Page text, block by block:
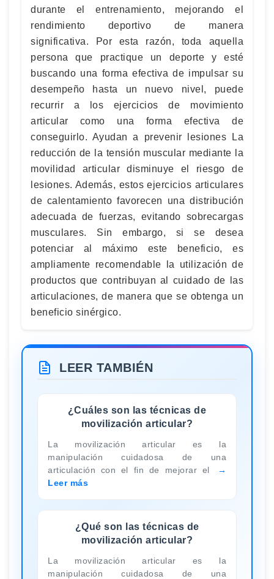
durante el entrenamiento, mejorando el
rendimiento deportivo de manera
significativa. Por esta razón, toda aquella
persona que practique un deporte y esté
buscando una forma efectiva de impulsar su
desempeño hasta un nuevo nivel, puede
recurrir a los ejercicios de movimiento
articular como una forma efectiva de
conseguirlo. Ayudan a prevenir lesiones La
reducción de la tensión muscular mediante la
movilidad articular disminuye el riesgo de
lesiones. Además, estos ejercicios articulares
de calentamiento favorecen una distribución
adecuada de fuerzas, evitando sobrecargas
musculares. Sin embargo, si se desea
potenciar al máximo este beneficio, es
ampliamente recomendable la utilización de
productos que contribuyan al cuidado de las
articulaciones, de manera que se obtenga un
beneficio sinérgico.
LEER TAMBIÉN
¿Cuáles son las técnicas de
movilización articular?
La movilización articular es la
manipulación cuidadosa de una
articulación con el fin de mejorar el
Leer más
¿Qué son las técnicas de
movilización articular?
La movilización articular es la
manipulación cuidadosa de una